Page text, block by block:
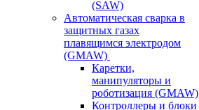
(SAW)
Автоматическая сварка в
защитных газах
плавящимся электродом
(GMAW)
Каретки,
манипуляторы и
роботизация (GMAW)
Контроллеры и блоки